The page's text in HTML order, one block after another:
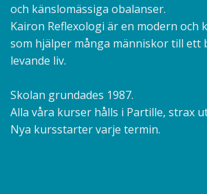
och känslomässiga obalanser.
Kairon Reflexologi är en modern
som hjälper många människor till ett
levande liv.
Skolan grundades 1987.
Alla våra kurser hålls i Partille, strax
Nya kursstarter varje termin.